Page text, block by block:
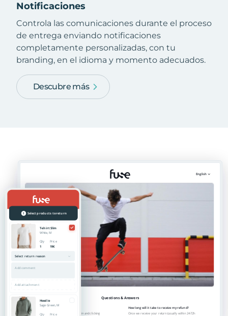
Notificaciones
Controla las comunicaciones durante el proceso
de entrega enviando notificaciones
completamente personalizadas, con tu
branding, en el idioma y momento adecuados.
Descubre más